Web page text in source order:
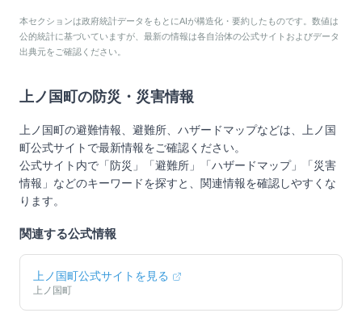
本セクションは政府統計データをもとにAIが構造化・要約したものです。数値は
公的統計に基づいていますが、最新の情報は各自治体の公式サイトおよびデータ
出典元をご確認ください。
上ノ国町 の防災・災害情報
上ノ国町の避難情報、避難所、ハザードマップなどは、
上ノ国
町公式サイトで最新情報をご確認ください。
公式サイト内で「防災」「避難所」「ハザードマップ」「災害
情報」などのキーワードを探すと、関連情報を確認しやすくな
ります。
関連する公式情報
上ノ国町公式サイトを見る
上ノ国町